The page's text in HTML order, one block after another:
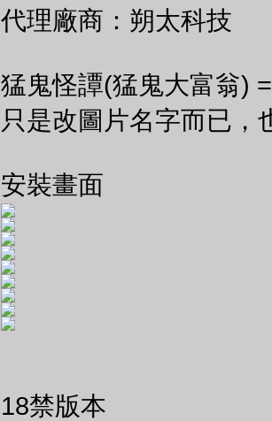
代理廠商：朔太科技
猛鬼怪譚(猛鬼大富翁)
只是改圖片名字而已，
安裝畫面
18禁版本